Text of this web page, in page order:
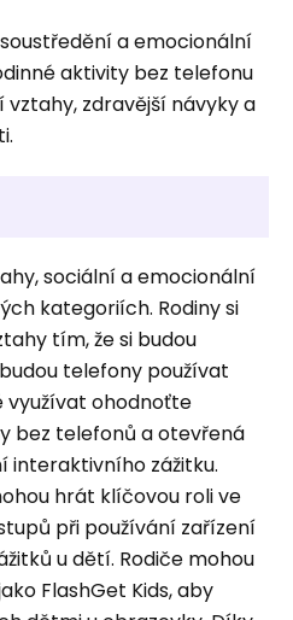
a emocionální
aktivity bez telefonu
zdravější návyky a
sociální a emocionální
kategoriích. Rodiny si
tím, že si budou
telefony používat
využívat ohodnoťte
bez telefonů a otevřená
interaktivního zážitku.
hrát klíčovou roli ve
při používání zařízení
u dětí. Rodiče mohou
FlashGet Kids, aby